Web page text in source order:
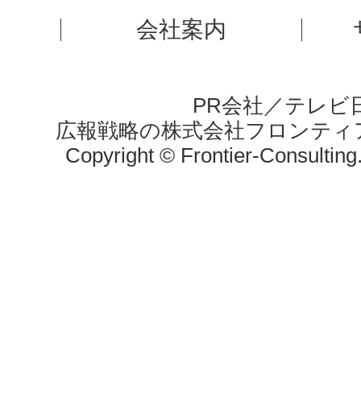
会社案内
PR会社／テレビ
広報戦略の株式会社フロンテ
Copyright © Frontier-